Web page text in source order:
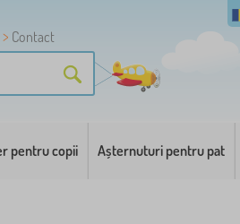
Contact
pentru copii Așternuturi pentru pat